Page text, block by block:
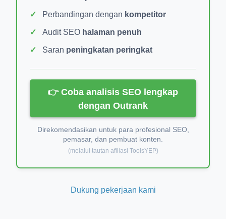
Perbandingan dengan kompetitor
Audit SEO halaman penuh
Saran peningkatan peringkat
👉 Coba analisis SEO lengkap
dengan Outrank
Direkomendasikan untuk para profesional SEO,
pemasar, dan pembuat konten.
(melalui tautan afiliasi ToolsYEP)
Dukung pekerjaan kami